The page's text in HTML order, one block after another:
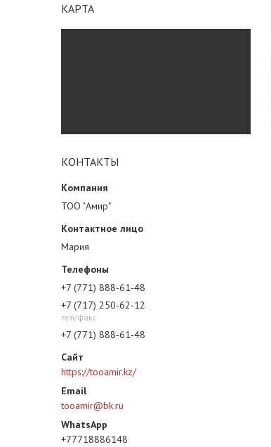
КАРТА
КОНТАКТЫ
ТОО "Амир"
Мария
+7 (771) 888-61-48
+7 (717) 250-62-12
тел/факс
+7 (771) 888-61-48
https://tooamir.kz/
tooamir@bk.ru
+77718886148